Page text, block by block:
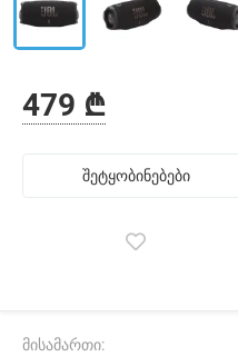
479 ₾
შეტყობინებები
მისამართი: